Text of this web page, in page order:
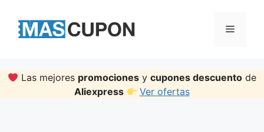
content
Menu
Las mejores promociones ycupones descuento de
Aliexpress
Ver ofertas